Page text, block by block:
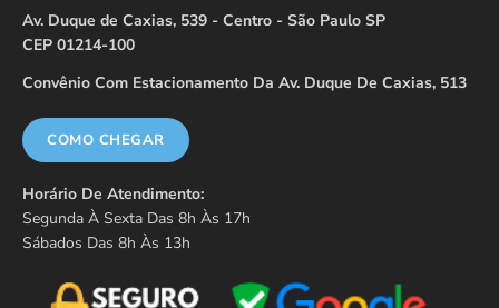
Av. Duque de Caxias, 539 - Centro - São Paulo SP
CEP 01214-100
Convênio Com Estacionamento Da Av. Duque De Caxias, 513
COMO CHEGAR
Horário De Atendimento:
Segunda À Sexta Das 8h Às 17h
Sábados Das 8h Às 13h